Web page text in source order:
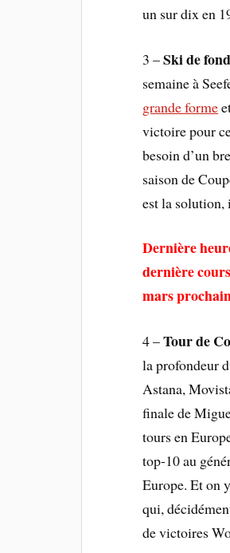
un sur dix en
3 –Ski de fond
semaine à
grande forme
victoire pour
besoin d’un
saison de
est la solution,
Dernière
dernière
mars
4 –Tour de
la profondeur
Astana,
finale de
tours en
top-10 au
Europe. Et on
qui,
de victoires